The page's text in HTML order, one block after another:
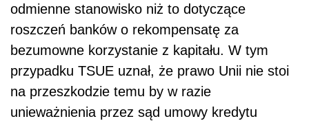
odmienne stanowisko niż to dotyczące
roszczeń banków o rekompensatę za
bezumowne korzystanie z kapitału. W tym
przypadku TSUE uznał, że prawo Unii nie stoi
na przeszkodzie temu by w razie
unieważnienia przez sąd umowy kredytu